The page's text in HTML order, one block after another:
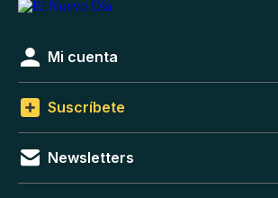
Mi cuenta
Suscríbete
Newsletters